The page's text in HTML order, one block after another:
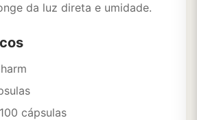
da luz direta e umidade.
cápsulas